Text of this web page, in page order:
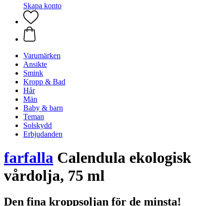
Skapa konto
Varumärken
Ansikte
Smink
Kropp & Bad
Hår
Män
Baby & barn
Teman
Solskydd
Erbjudanden
farfalla Calendula ekologisk
vårdolja, 75 ml
Den fina kroppsoljan för de minsta!